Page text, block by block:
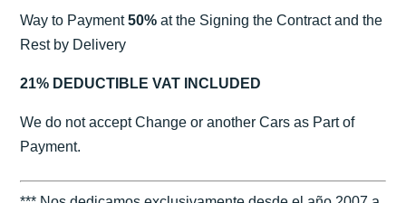
Way to Payment50% at the Signing the Contract and the
Rest by Delivery
21% DEDUCTIBLE VAT INCLUDED
We do not accept Change or another Cars as Part of
Payment.